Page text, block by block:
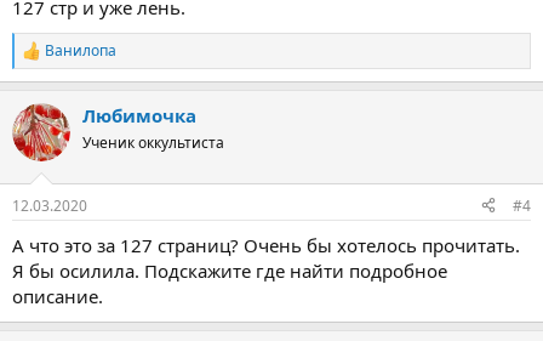
127 стр и уже лень.
Р
е
к
ц
и
Ванилопа
Любимочка
Ученик оккультиста
12.03.2020 #4
А что это за 127 страниц? Очень бы хотелось прочитать.
Я бы осилила. Подскажите где найти подробное
описание.